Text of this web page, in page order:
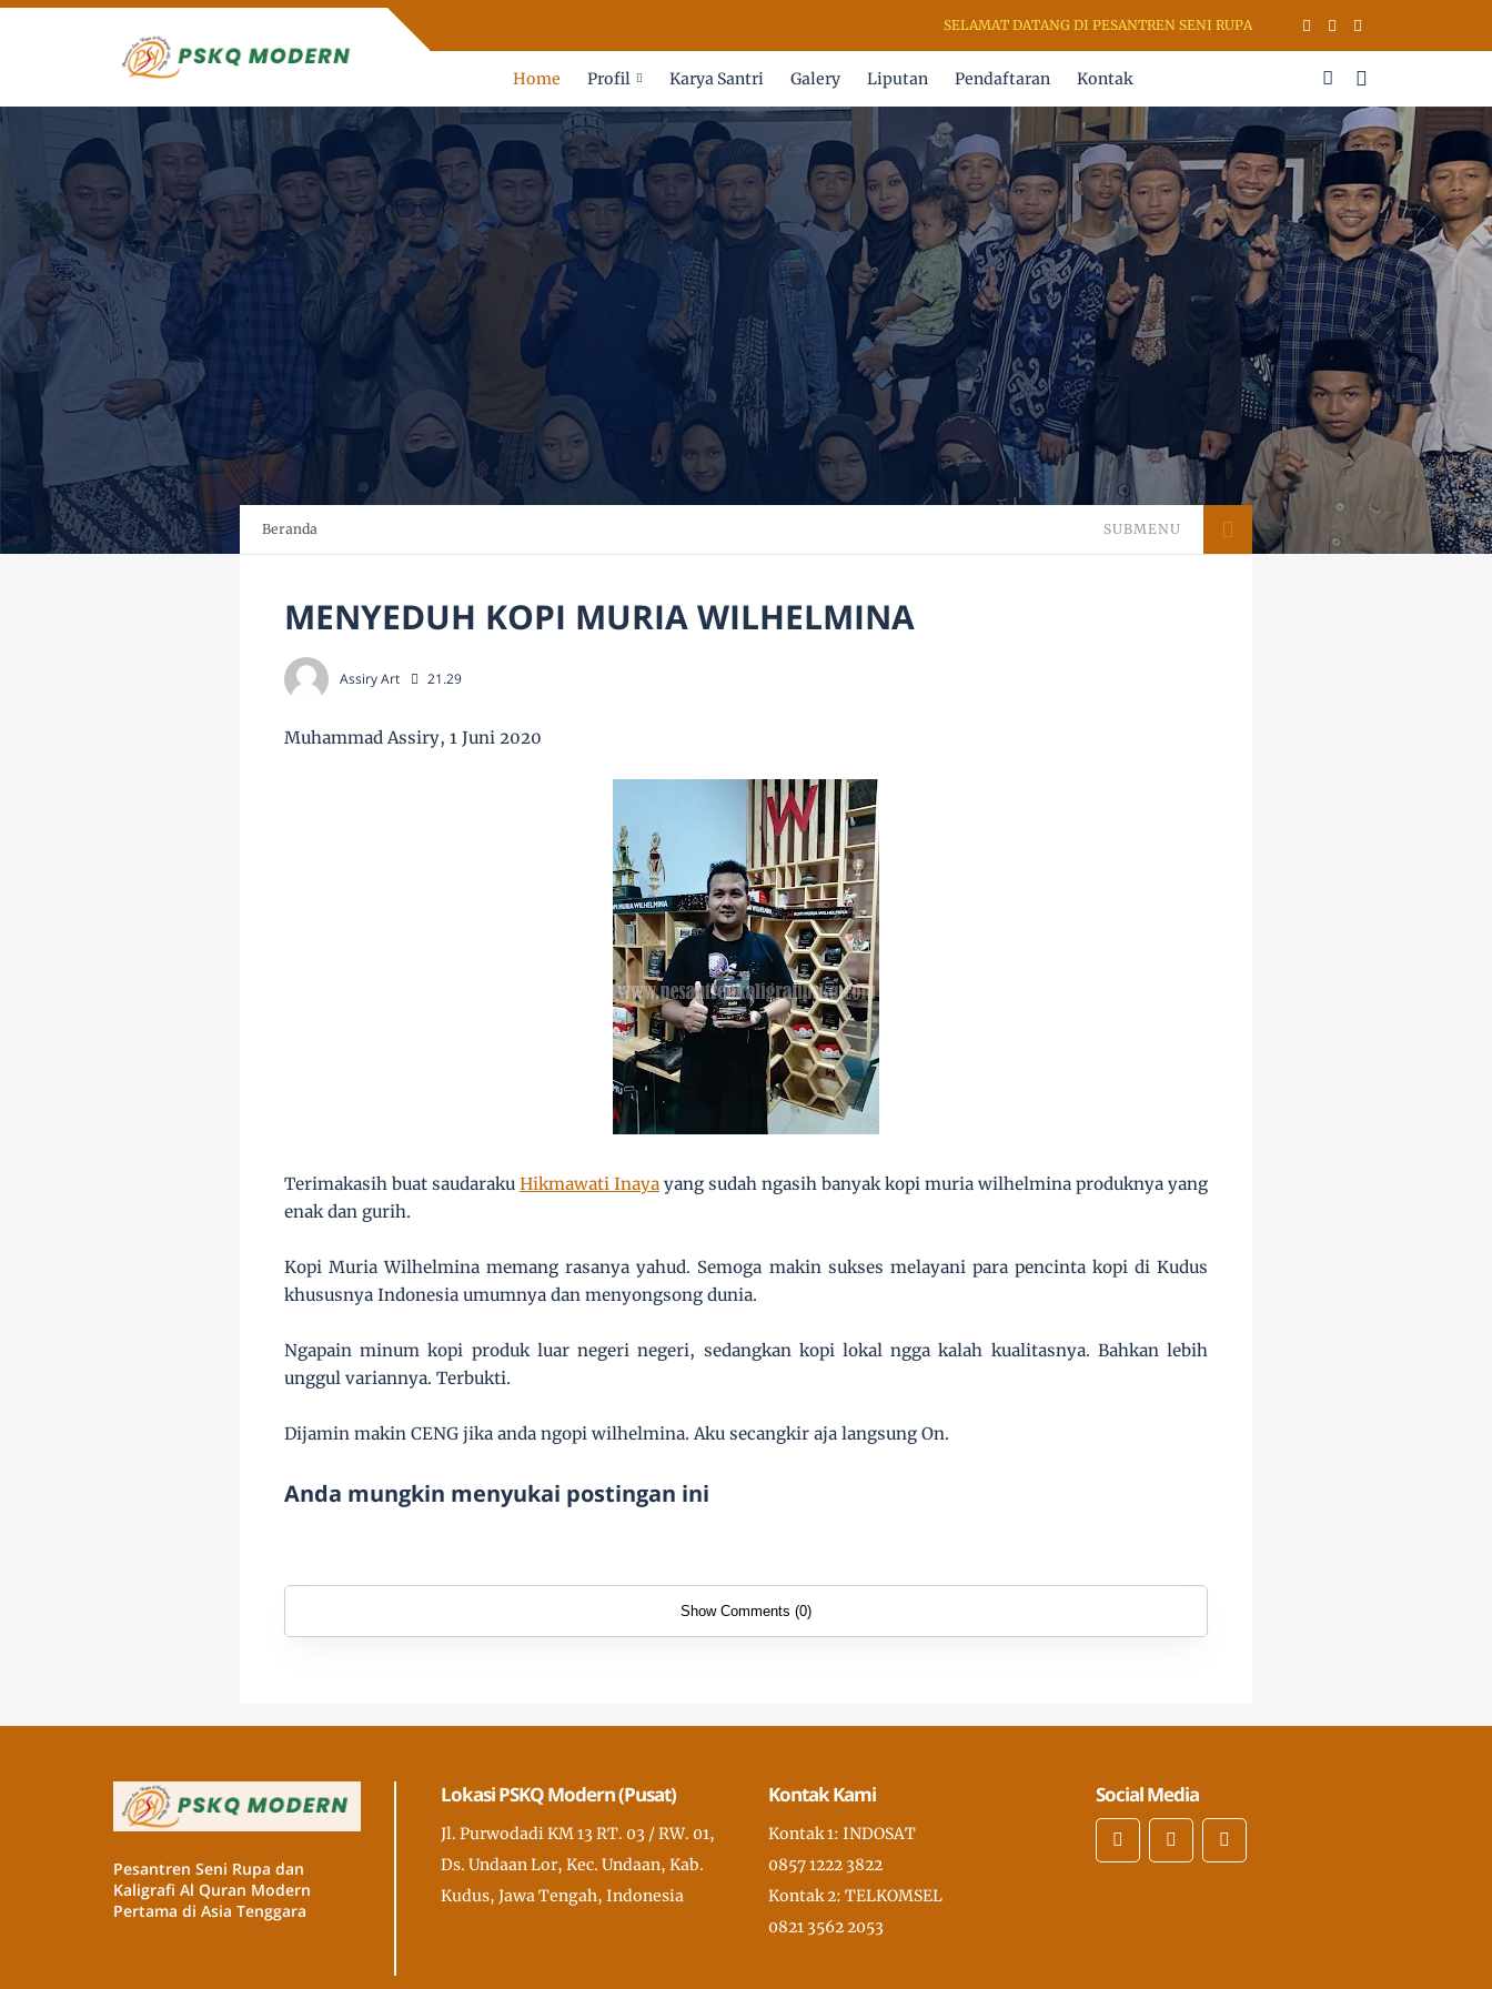
SELAMAT DATANG DI PESANTREN SENI RUPA & KALIGRAFI AL QURAN (PSKQ
Home Profil Karya Santri Galery Liputan Pendaftaran Kontak
Beranda SUBMENU
MENYEDUH KOPI MURIA WILHELMINA
Assiry Art 21.29
Muhammad Assiry, 1 Juni 2020
Terimakasih buat saudaraku Hikmawati Inaya yang sudah ngasih banyak kopi muria wilhelmina produknya yang
enak dan gurih.
Kopi Muria Wilhelmina memang rasanya yahud. Semoga makin sukses melayani para pencinta kopi di Kudus
khususnya Indonesia umumnya dan menyongsong dunia.
Ngapain minum kopi produk luar negeri negeri, sedangkan kopi lokal ngga kalah kualitasnya. Bahkan lebih
unggul variannya. Terbukti.
Dijamin makin CENG jika anda ngopi wilhelmina. Aku secangkir aja langsung On.
Anda mungkin menyukai postingan ini
Show Comments (0)
Pesantren Seni Rupa dan
Kaligrafi Al Quran Modern
Pertama di Asia Tenggara
Lokasi PSKQ Modern (Pusat)
Jl. Purwodadi KM 13 RT. 03 / RW. 01,
Ds. Undaan Lor, Kec. Undaan, Kab.
Kudus, Jawa Tengah, Indonesia
Kontak Kami
Kontak 1: INDOSAT
0857 1222 3822
Kontak 2: TELKOMSEL
0821 3562 2053
Social Media